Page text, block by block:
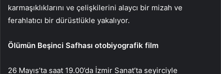
karmaşıklıklarını ve çelişkilerini alaycı bir mizah ve
ferahlatıcı bir dürüstlükle yakalıyor.
Ölümün Beşinci Safhası otobiyografik film
26 Mayıs’ta saat 19.00’da İzmir Sanat’ta seyirciyle